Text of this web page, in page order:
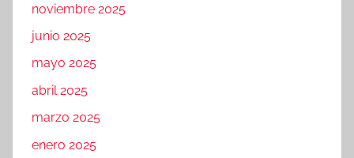
noviembre 2025
junio 2025
mayo 2025
abril 2025
marzo 2025
enero 2025